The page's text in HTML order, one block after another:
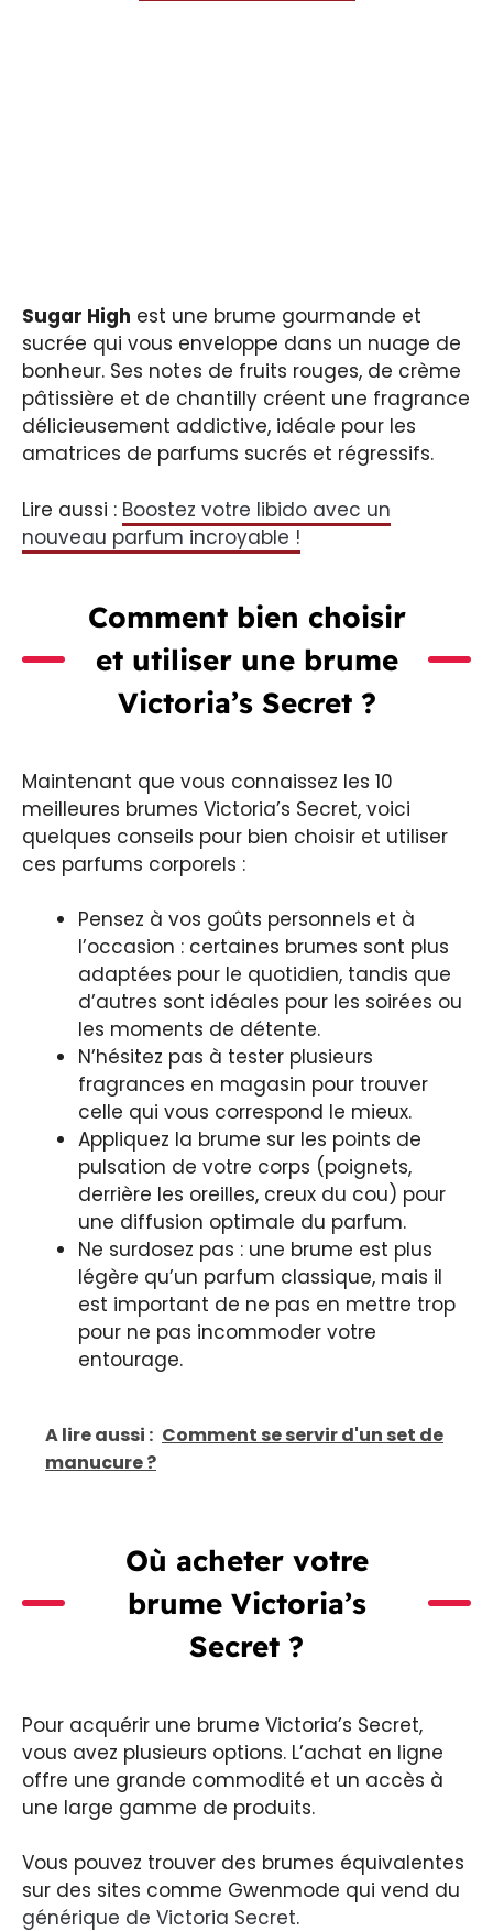
Sugar High est une brume gourmande et
sucrée qui vous enveloppe dans un nuage de
bonheur. Ses notes de fruits rouges, de crème
pâtissière et de chantilly créent une fragrance
délicieusement addictive, idéale pour les
amatrices de parfums sucrés et régressifs.
Lire aussi : Boostez votre libido avec un
nouveau parfum incroyable !
Comment bien choisir
et utiliser une brume
Victoria’s Secret ?
Maintenant que vous connaissez les 10
meilleures brumes Victoria’s Secret, voici
quelques conseils pour bien choisir et utiliser
ces parfums corporels :
Pensez à vos goûts personnels et à
l’occasion : certaines brumes sont plus
adaptées pour le quotidien, tandis que
d’autres sont idéales pour les soirées ou
les moments de détente.
N’hésitez pas à tester plusieurs
fragrances en magasin pour trouver
celle qui vous correspond le mieux.
Appliquez la brume sur les points de
pulsation de votre corps (poignets,
derrière les oreilles, creux du cou) pour
une diffusion optimale du parfum.
Ne surdosez pas : une brume est plus
légère qu’un parfum classique, mais il
est important de ne pas en mettre trop
pour ne pas incommoder votre
entourage.
A lire aussi : Comment se servir d'un set de
manucure ?
Où acheter votre
brume Victoria’s
Secret ?
Pour acquérir une brume Victoria’s Secret,
vous avez plusieurs options. L’achat en ligne
offre une grande commodité et un accès à
une large gamme de produits.
Vous pouvez trouver des brumes équivalentes
sur des sites comme Gwenmode qui vend du
générique de Victoria Secret.